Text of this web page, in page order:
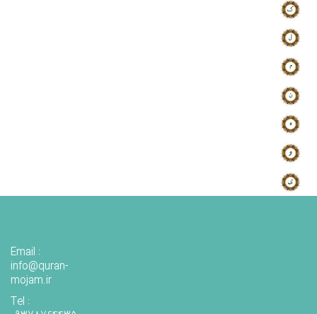
Email :
info@quran-
mojam.ir
Tel :